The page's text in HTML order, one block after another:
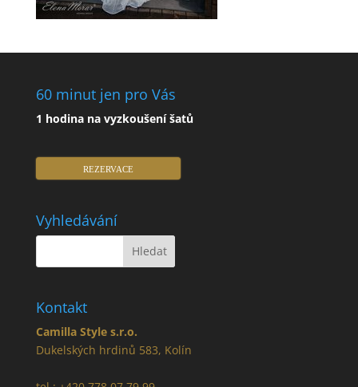
60 minut jen pro Vás
1 hodina na vyzkoušení šatů
REZERVACE
Vyhledávání
Kontakt
Camilla Style s.r.o.
Dukelských hrdinů 583, Kolín